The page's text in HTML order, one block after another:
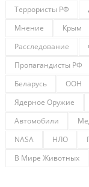
Террористы РФ
Мнение
Крым
Расследование
Пропагандисты РФ
Беларусь
ООН
Ядерное Оружие
Автомобили
NASA
НЛО
В Мире Животных